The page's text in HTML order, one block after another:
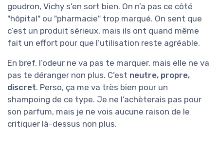
goudron, Vichy s’en sort bien. On n’a pas ce côté
"hôpital" ou "pharmacie" trop marqué. On sent que
c’est un produit sérieux, mais ils ont quand même
fait un effort pour que l’utilisation reste agréable.
En bref, l’odeur ne va pas te marquer, mais elle ne va
pas te déranger non plus. C’est neutre, propre,
discret. Perso, ça me va très bien pour un
shampoing de ce type. Je ne l’achèterais pas pour
son parfum, mais je ne vois aucune raison de le
critiquer là-dessus non plus.